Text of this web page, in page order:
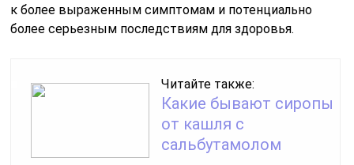
к более выраженным симптомам и потенциально
более серьезным последствиям для здоровья.
Читайте также:
Какие бывают сиропы
от кашля с
сальбутамолом